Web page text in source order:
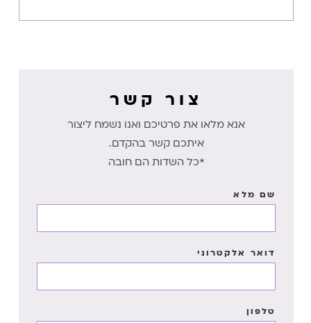
צור קשר
אנא מלאו את פרטיכם ואנו נשמח ליצור
איתכם קשר בהקדם.
*כל השדות הם חובה
שם מלא
דואר אלקטרוני
טלפון